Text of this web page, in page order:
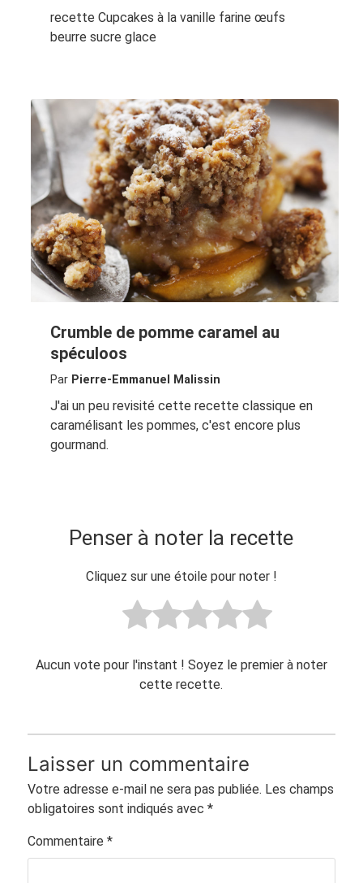
recette Cupcakes à la vanille farine œufs
beurre sucre glace
Crumble de pomme caramel au
spéculoos
Par Pierre-Emmanuel Malissin
J'ai un peu revisité cette recette classique en
caramélisant les pommes, c'est encore plus
gourmand.
Penser à noter la recette
Cliquez sur une étoile pour noter !
Aucun vote pour l'instant ! Soyez le premier à noter
cette recette.
Laisser un commentaire
Votre adresse e-mail ne sera pas publiée. Les champs
obligatoires sont indiqués avec *
Commentaire *